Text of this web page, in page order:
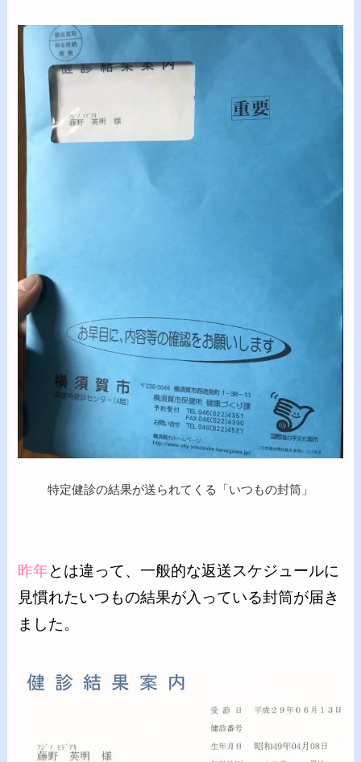
特定健診の結果が送られてくる「いつもの封筒」
昨年とは違って、一般的な返送スケジュールに
見慣れたいつもの結果が入っている封筒が届き
ました。